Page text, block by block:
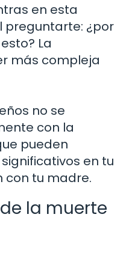
en esta
preguntarte: ¿por
La
más compleja
no se
con la
pueden
en tu
con tu madre.
la muerte